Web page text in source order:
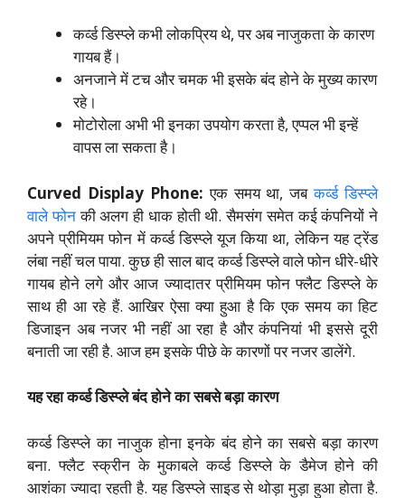
कर्व्ड डिस्प्ले कभी लोकप्रिय थे, पर अब नाजुकता के कारण
गायब हैं।
अनजाने में टच और चमक भी इसके बंद होने के मुख्य कारण
रहे।
मोटोरोला अभी भी इनका उपयोग करता है, एप्पल भी इन्हें
वापस ला सकता है।
Curved Display Phone: एक समय था, जबकर्व्ड डिस्प्ले
वाले फोनकी अलग ही धाक होती थी. सैमसंग समेत कई कंपनियों ने
अपने प्रीमियम फोन में कर्व्ड डिस्प्ले यूज किया था, लेकिन यह ट्रेंड
लंबा नहीं चल पाया. कुछ ही साल बाद कर्व्ड डिस्प्ले वाले फोन धीरे-धीरे
गायब होने लगे और आज ज्यादातर प्रीमियम फोन फ्लैट डिस्प्ले के
साथ ही आ रहे हैं. आखिर ऐसा क्या हुआ है कि एक समय का हिट
डिजाइन अब नजर भी नहीं आ रहा है और कंपनियां भी इससे दूरी
बनाती जा रही है. आज हम इसके पीछे के कारणों पर नजर डालेंगे.
यह रहा कर्व्ड डिस्प्ले बंद होने का सबसे बड़ा कारण
कर्व्ड डिस्प्ले का नाजुक होना इनके बंद होने का सबसे बड़ा कारण
बना. फ्लैट स्क्रीन के मुकाबले कर्व्ड डिस्प्ले के डैमेज होने की
आशंका ज्यादा रहती है. यह डिस्प्ले साइड से थोड़ा मुड़ा हुआ होता है.